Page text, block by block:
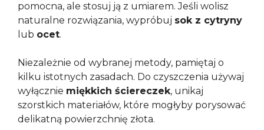
pomocna, ale stosuj ją z umiarem. Jeśli wolisz
naturalne rozwiązania, wypróbuj sok z cytryny
lub ocet.
Niezależnie od wybranej metody, pamiętaj o
kilku istotnych zasadach. Do czyszczenia używaj
wyłącznie miękkich ściereczek, unikaj
szorstkich materiałów, które mogłyby porysować
delikatną powierzchnię złota.